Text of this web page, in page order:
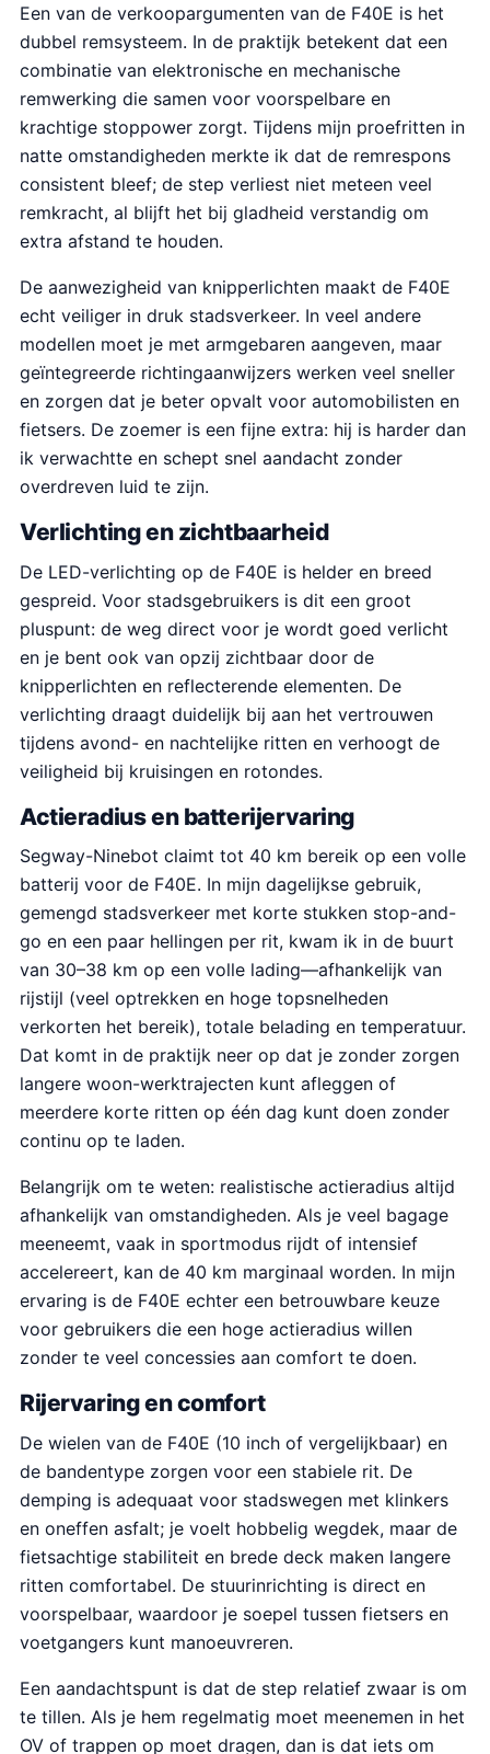
Een van de verkoopargumenten van de F40E is het
dubbel remsysteem. In de praktijk betekent dat een
combinatie van elektronische en mechanische
remwerking die samen voor voorspelbare en
krachtige stoppower zorgt. Tijdens mijn proefritten in
natte omstandigheden merkte ik dat de remrespons
consistent bleef; de step verliest niet meteen veel
remkracht, al blijft het bij gladheid verstandig om
extra afstand te houden.
De aanwezigheid van knipperlichten maakt de F40E
echt veiliger in druk stadsverkeer. In veel andere
modellen moet je met armgebaren aangeven, maar
geïntegreerde richtingaanwijzers werken veel sneller
en zorgen dat je beter opvalt voor automobilisten en
fietsers. De zoemer is een fijne extra: hij is harder dan
ik verwachtte en schept snel aandacht zonder
overdreven luid te zijn.
Verlichting en zichtbaarheid
De LED-verlichting op de F40E is helder en breed
gespreid. Voor stadsgebruikers is dit een groot
pluspunt: de weg direct voor je wordt goed verlicht
en je bent ook van opzij zichtbaar door de
knipperlichten en reflecterende elementen. De
verlichting draagt duidelijk bij aan het vertrouwen
tijdens avond- en nachtelijke ritten en verhoogt de
veiligheid bij kruisingen en rotondes.
Actieradius en batterijervaring
Segway-Ninebot claimt tot 40 km bereik op een volle
batterij voor de F40E. In mijn dagelijkse gebruik,
gemengd stadsverkeer met korte stukken stop-and-
go en een paar hellingen per rit, kwam ik in de buurt
van 30–38 km op een volle lading—afhankelijk van
rijstijl (veel optrekken en hoge topsnelheden
verkorten het bereik), totale belading en temperatuur.
Dat komt in de praktijk neer op dat je zonder zorgen
langere woon-werktrajecten kunt afleggen of
meerdere korte ritten op één dag kunt doen zonder
continu op te laden.
Belangrijk om te weten: realistische actieradius altijd
afhankelijk van omstandigheden. Als je veel bagage
meeneemt, vaak in sportmodus rijdt of intensief
accelereert, kan de 40 km marginaal worden. In mijn
ervaring is de F40E echter een betrouwbare keuze
voor gebruikers die een hoge actieradius willen
zonder te veel concessies aan comfort te doen.
Rijervaring en comfort
De wielen van de F40E (10 inch of vergelijkbaar) en
de bandentype zorgen voor een stabiele rit. De
demping is adequaat voor stadswegen met klinkers
en oneffen asfalt; je voelt hobbelig wegdek, maar de
fietsachtige stabiliteit en brede deck maken langere
ritten comfortabel. De stuurinrichting is direct en
voorspelbaar, waardoor je soepel tussen fietsers en
voetgangers kunt manoeuvreren.
Een aandachtspunt is dat de step relatief zwaar is om
te tillen. Als je hem regelmatig moet meenemen in het
OV of trappen op moet dragen, dan is dat iets om